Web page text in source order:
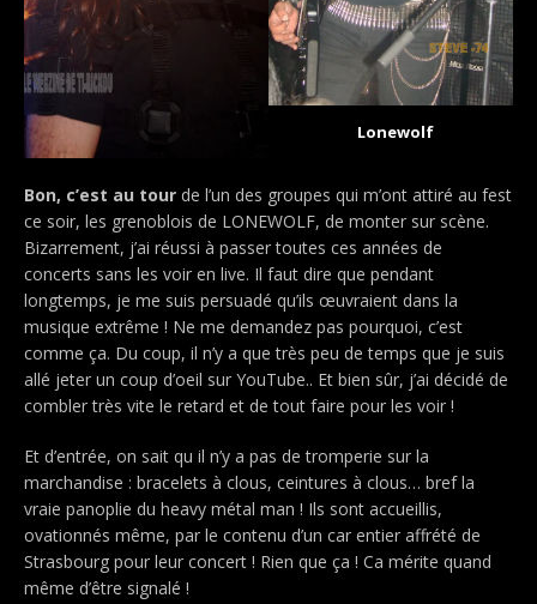
Lonewolf
Bon, c’est au tour de l’un des groupes qui m’ont attiré au fest
ce soir, les grenoblois de LONEWOLF, de monter sur scène.
Bizarrement, j’ai réussi à passer toutes ces années de
concerts sans les voir en live. Il faut dire que pendant
longtemps, je me suis persuadé qu’ils œuvraient dans la
musique extrême ! Ne me demandez pas pourquoi, c’est
comme ça. Du coup, il n’y a que très peu de temps que je suis
allé jeter un coup d’oeil sur YouTube.. Et bien sûr, j’ai décidé de
combler très vite le retard et de tout faire pour les voir !
Et d’entrée, on sait qu il n’y a pas de tromperie sur la
marchandise : bracelets à clous, ceintures à clous… bref la
vraie panoplie du heavy métal man ! Ils sont accueillis,
ovationnés même, par le contenu d’un car entier affrété de
Strasbourg pour leur concert ! Rien que ça ! Ca mérite quand
même d’être signalé !